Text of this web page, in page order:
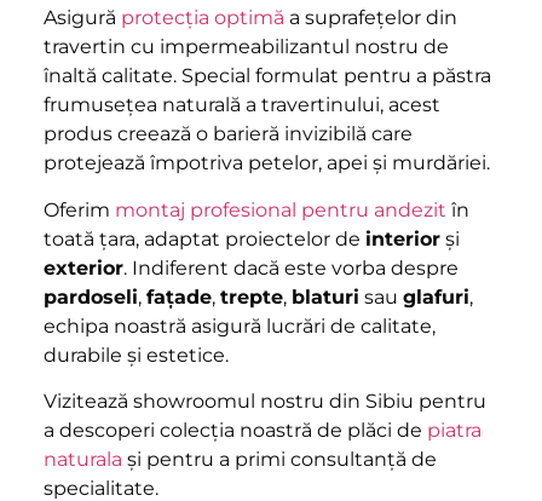
Asigură protecția optimă a suprafețelor din
travertin cu impermeabilizantul nostru de
înaltă calitate. Special formulat pentru a păstra
frumusețea naturală a travertinului, acest
produs creează o barieră invizibilă care
protejează împotriva petelor, apei și murdăriei.
Oferim montaj profesional pentru andezit în
toată țara, adaptat proiectelor de interiorși
exterior. Indiferent dacă este vorba despre
pardoseli, fațade, trepte, blaturi sau glafuri,
echipa noastră asigură lucrări de calitate,
durabile și estetice.
Vizitează showroomul nostru din Sibiu pentru
a descoperi colecția noastră de plăci de piatra
naturala și pentru a primi consultanță de
specialitate.